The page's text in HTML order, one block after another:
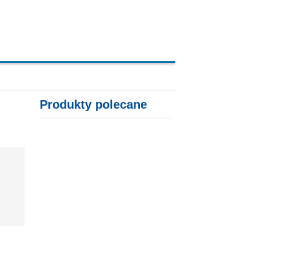
Produkty polecane